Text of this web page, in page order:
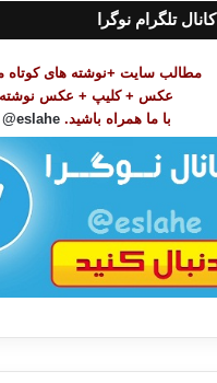
کانال تلگرام نوگرا
مطالب سایت +نوشته های کوتاه
عکس + کلیپ + عکس نوشته
با ما همراه باشید. eslahe@